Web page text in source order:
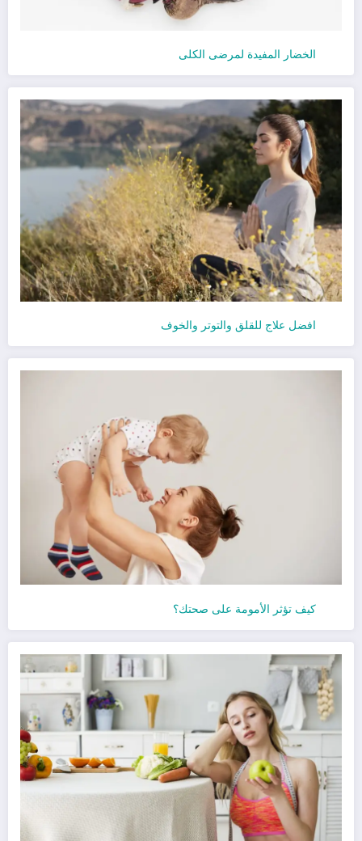
الخضار المفيدة لمرضى الكلى
افضل علاج للقلق والتوتر والخوف
كيف تؤثر الأمومة على صحتك؟